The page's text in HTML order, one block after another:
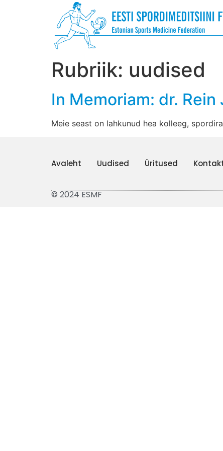
Rubriik: uudised
In Memoriam: dr. Rein
Meie seast on lahkunud hea kolleeg,
Avaleht Uudised Üritused
© 2024 ESMF